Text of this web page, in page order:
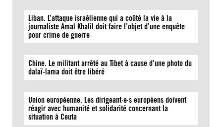
Liban. L’attaque israélienne qui a coûté la vie à la
journaliste Amal Khalil doit faire l’objet d’une enquête
pour crime de guerre
Chine. Le militant arrêté au Tibet à cause d’une photo du
dalaï-lama doit être libéré
Union européenne. Les dirigeant·e·s européens doivent
réagir avec humanité et solidarité concernant la
situation à Ceuta